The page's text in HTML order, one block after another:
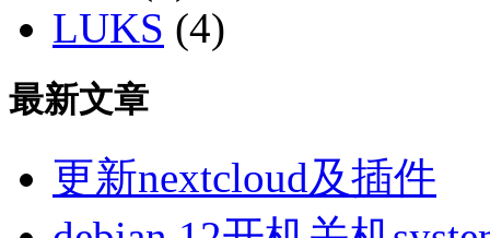
LUKS (4)
最新文章
更新nextcloud及插件